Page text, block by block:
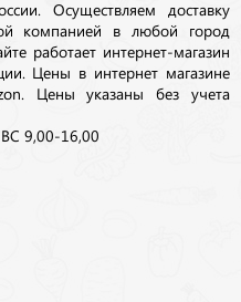
Осуществляем доставку
компанией в любой город
работает интернет-магазин
Цены в интернет магазине
Цены указаны без учета
9,00-16,00